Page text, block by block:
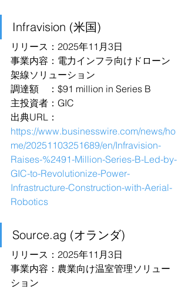
Infravision (米国)
リリース：2025年11月3日
事業内容：電力インフラ向けドローン
架線ソリューション
調達額　：$91 million in Series B
主投資者：GIC
出典URL：
https://www.businesswire.com/news/ho
me/20251103251689/en/Infravision-
Raises-%2491-Million-Series-B-Led-by-
GIC-to-Revolutionize-Power-
Infrastructure-Construction-with-Aerial-
Robotics
Source.ag (オランダ)
リリース：2025年11月3日
事業内容：農業向け温室管理ソリュー
ション